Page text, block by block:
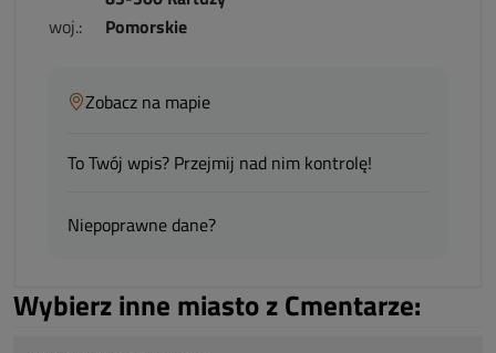
woj.:
Pomorskie
Zobacz na mapie
To Twój wpis? Przejmij nad nim kontrolę!
Niepoprawne dane?
Wybierz inne miasto z Cmentarze: